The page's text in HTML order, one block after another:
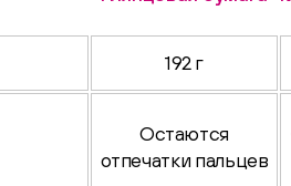
192 г
Остаются
отпечатки пальцев